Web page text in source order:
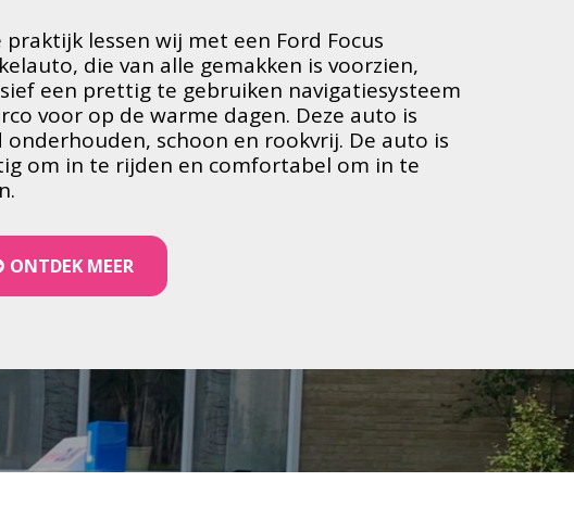
praktijk lessen wij met een Ford Focus
die van alle gemakken is voorzien,
een prettig te gebruiken navigatiesysteem
voor op de warme dagen. Deze auto is
onderhouden, schoon en rookvrij. De auto is
om in te rijden en comfortabel om in te
ONTDEK MEER